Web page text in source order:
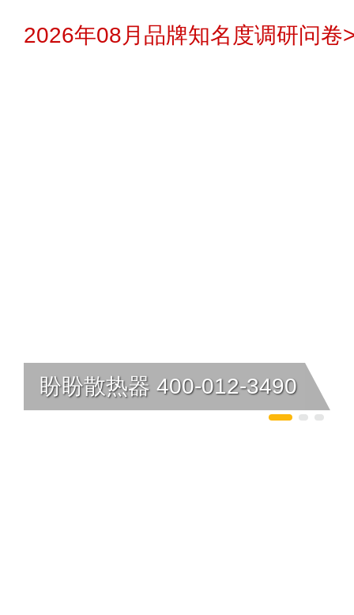
2026年08月品牌知名度调研问卷
盼盼散热器 400-012-3490